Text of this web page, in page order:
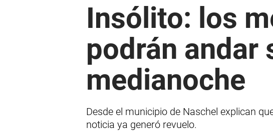
Insólito: los
podrán andar
medianoche
Desde el municipio de Naschel explican
noticia ya generó revuelo.